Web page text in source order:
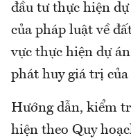
đầu tư thực hiện
của pháp luật về
vực thực hiện dự
phát huy giá trị của
Hướng dẫn, kiểm
hiện theo Quy